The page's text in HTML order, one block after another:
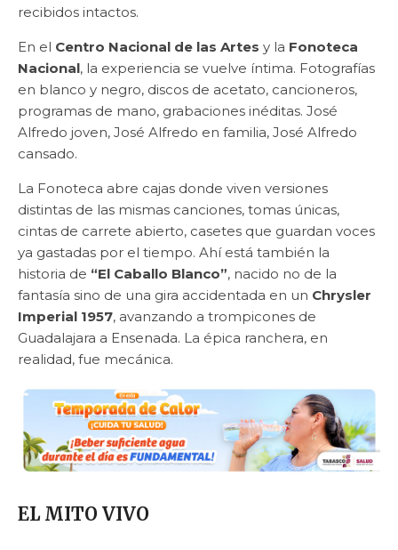
recibidos intactos.
En el Centro Nacional de las Artes y la Fonoteca
Nacional, la experiencia se vuelve íntima. Fotografías
en blanco y negro, discos de acetato, cancioneros,
programas de mano, grabaciones inéditas. José
Alfredo joven, José Alfredo en familia, José Alfredo
cansado.
La Fonoteca abre cajas donde viven versiones
distintas de las mismas canciones, tomas únicas,
cintas de carrete abierto, casetes que guardan voces
ya gastadas por el tiempo. Ahí está también la
historia de “El Caballo Blanco”, nacido no de la
fantasía sino de una gira accidentada en un Chrysler
Imperial 1957, avanzando a trompicones de
Guadalajara a Ensenada. La épica ranchera, en
realidad, fue mecánica.
EL MITO VIVO